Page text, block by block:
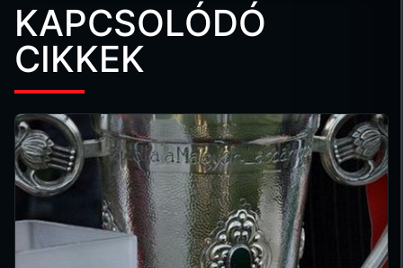
KAPCSOLÓDÓ
CIKKEK